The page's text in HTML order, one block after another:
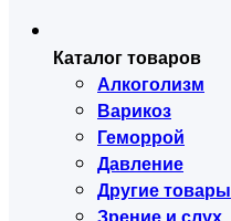
Каталог товаров
Алкоголизм
Варикоз
Геморрой
Давление
Другие товары